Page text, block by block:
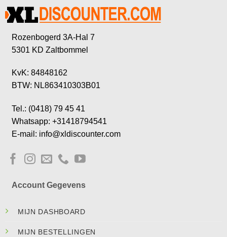
Rozenbogerd 3A-Hal 7
5301 KD Zaltbommel
KvK: 84848162
BTW: NL863410303B01
Tel.: (0418) 79 45 41
Whatsapp: +31418794541
E-mail: info@xldiscounter.com
Account Gegevens
MIJN DASHBOARD
MIJN BESTELLINGEN